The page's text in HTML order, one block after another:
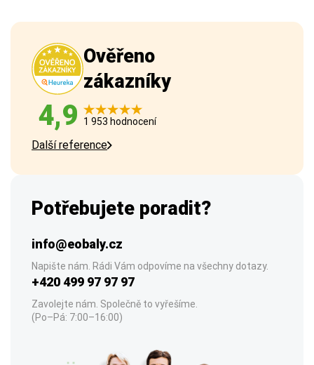
Ověřeno
zákazníky
4,9 1 953 hodnocení
Další reference
Potřebujete poradit?
info@eobaly.cz
Napište nám. Rádi Vám odpovíme na všechny dotazy.
+420 499 97 97 97
Zavolejte nám. Společně to vyřešíme.
(Po–Pá: 7:00–16:00)